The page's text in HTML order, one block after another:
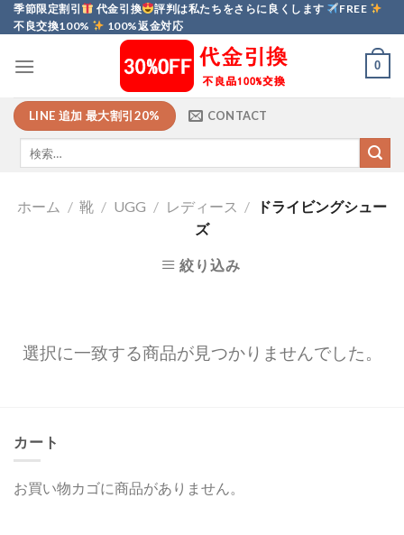
Skip
to
季節限定割引 代金引換 評判は私たちをさらに良くします
FREE
不良交換100%
100%返金対応
0
LINE 追加 最大割引20% CONTACT
ホーム / 靴 / UGG / レディース /
ドライビングシュー
ズ
絞り込み
選択に一致する商品が見つかりませんでした。
カート
お買い物カゴに商品がありません。